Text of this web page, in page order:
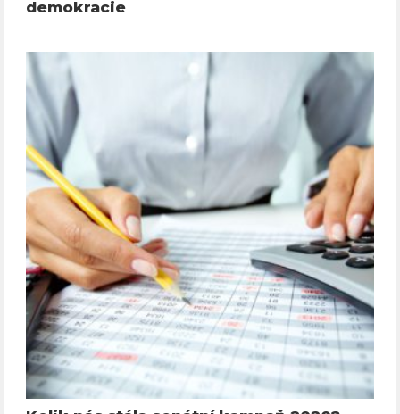
demokracie